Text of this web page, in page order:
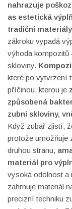
nahrazuje
as estetická výplň
tradiční
zákroku vypadá
výhoda kompozitů
skloviny.
které po vytvrzení
příčinou, kterou je
způsobená
zubní skloviny,
Když zubař zjistí,
protože umožňuje
druhou stranu,
materiál pro
vysoká odolnost a
zahrnuje materiál
precizní techniku